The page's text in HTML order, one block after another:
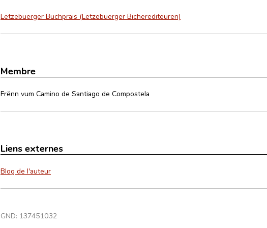
Lëtzebuerger Buchpräis (Lëtzebuerger Bicherediteuren)
Membre
Frënn vum Camino de Santiago de Compostela
Liens externes
Blog de l'auteur
GND: 137451032